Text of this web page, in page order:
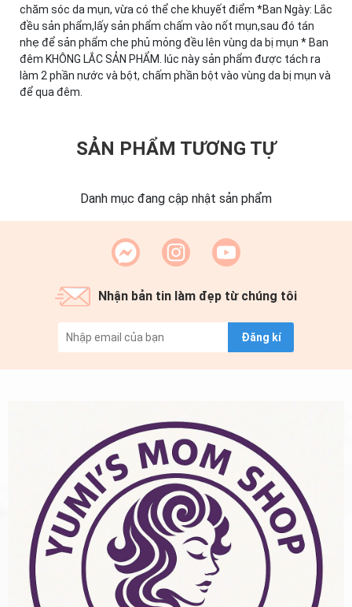
chăm sóc da mụn, vừa có thể che khuyết điểm *Ban Ngày: Lắc
đều sản phẩm,lấy sản phẩm chấm vào nốt mụn,sau đó tán
nhẹ để sản phẩm che phủ mỏng đều lên vùng da bị mụn * Ban
đêm KHÔNG LẮC SẢN PHẨM. lúc này sản phẩm được tách ra
làm 2 phần nước và bột, chấm phần bột vào vùng da bị mụn và
để qua đêm.
SẢN PHẨM TƯƠNG TỰ
Danh mục đang cập nhật sản phẩm
Nhận bản tin làm đẹp từ chúng tôi
Đăng kí